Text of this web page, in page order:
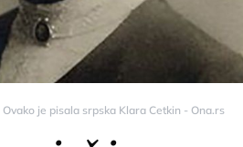
je pisala srpska Klara Cetkin - Ona.rs